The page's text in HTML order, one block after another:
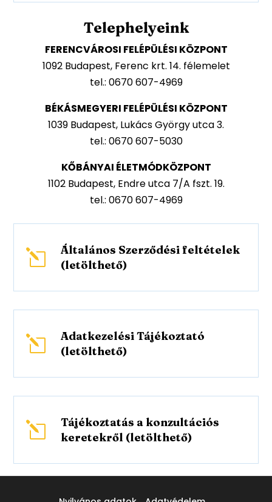
Telephelyeink
FERENCVÁROSI FELÉPÜLÉSI KÖZPONT
1092 Budapest, Ferenc krt. 14. félemelet
tel.: 0670 607-4969
BÉKÁSMEGYERI FELÉPÜLÉSI KÖZPONT
1039 Budapest, Lukács György utca 3.
tel.: 0670 607-5030
KŐBÁNYAI ÉLETMÓDKÖZPONT
1102 Budapest, Endre utca 7/A fszt. 19.
tel.: 0670 607-4969
l
Általános Szerződési feltételek
(letölthető)
l
Adatkezelési Tájékoztató
(letölthető)
l
Tájékoztatás a konzultációs
keretekről (letölthető)